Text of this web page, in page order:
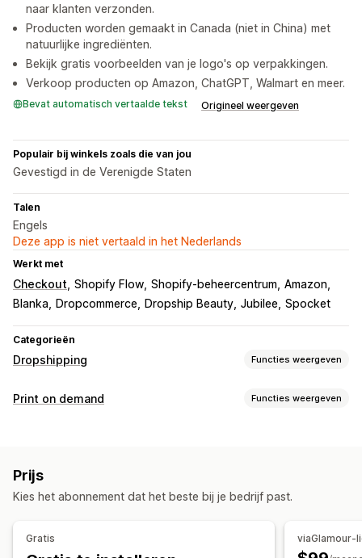
naar klanten verzonden.
Producten worden gemaakt in Canada (niet in China) met
natuurlijke ingrediënten.
Bekijk gratis voorbeelden van je logo's op verpakkingen.
Verkoop producten op Amazon, ChatGPT, Walmart en meer.
Bevat automatisch vertaalde tekst Origineel weergeven
Populair bij winkels zoals die van jou
Gevestigd in de Verenigde Staten
Talen
Engels
Deze app is niet vertaald in het Nederlands
Werkt met
Checkout Shopify Flow Shopify-beheercentrum Amazon
Blanka
Dropcommerce Dropship Beauty Jubilee Spocket
Categorieën
Dropshipping Functies weergeven
Producten die je kunt verkopen
Australië
Georgië
Griekenland Groenland
Hongarije
Japan
Roemenië
Saoedi-Arabië
Spanje
Print on demand Functies weergeven
Pack-ins
Prijs
Kies het abonnement dat het beste bij je bedrijf past.
Gratis viaGlamour-